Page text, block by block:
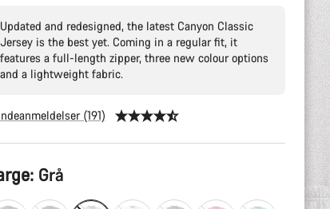
Updated and redesigned, the latest Canyon Classic
Jersey is the best yet. Coming in a regular fit, it
features a full-length zipper, three new colour options
and a lightweight fabric.
(191)
Grå